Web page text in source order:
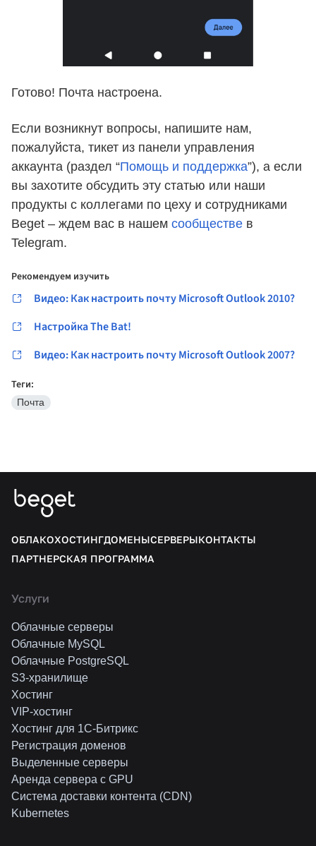
Готово! Почта настроена.
Если возникнут вопросы, напишите нам,
пожалуйста, тикет из панели управления
аккаунта (раздел “Помощь и поддержка”), а если
вы захотите обсудить эту статью или наши
продукты с коллегами по цеху и сотрудниками
Beget – ждем вас в нашем сообществе в
Telegram.
Рекомендуем изучить
Видео: Как настроить почту Microsoft Outlook 2010?
Настройка The Bat!
Видео: Как настроить почту Microsoft Outlook 2007?
Теги:
Почта
ОБЛАКОХОСТИНГДОМЕНЫСЕРВЕРЫКОНТАКТЫ
ПАРТНЕРСКАЯ ПРОГРАММА
Услуги
Облачные серверы
Облачные MySQL
Облачные PostgreSQL
S3-хранилище
Хостинг
VIP-хостинг
Хостинг для 1C-Битрикс
Регистрация доменов
Выделенные серверы
Аренда сервера с GPU
Система доставки контента (CDN)
Kubernetes